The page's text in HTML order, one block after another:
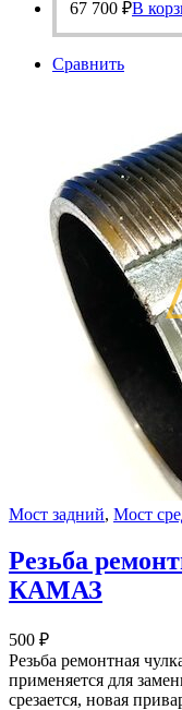
67 700 ₽В
Сравнить
Мост задний, Мост
Резьба
КАМАЗ
500 ₽
Резьба ремонтная
применяется для
срезается, новая